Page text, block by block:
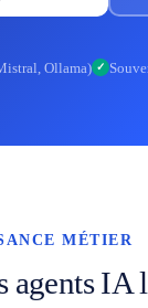
Ollama) ✓
MÉTIER
agents IA